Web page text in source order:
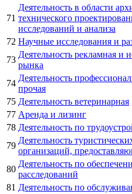
71
Деятельность в области
технического
исследований и анализа
72 Научные исследования и
73
Деятельность рекламная и
рынка
74
Деятельность
прочая
75 Деятельность ветеринарная
77 Аренда и лизинг
78 Деятельность по
79
Деятельность
организаций,
80
Деятельность по
расследований
81 Деятельность по